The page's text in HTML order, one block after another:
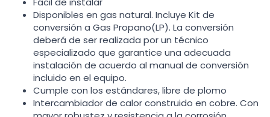
Disponibles en gas natural. Incluye Kit de
conversión a Gas Propano(LP). La conversión
deberá de ser realizada por un técnico
especializado que garantice una adecuada
instalación de acuerdo al manual de conversión
incluido en el equipo.
Cumple con los estándares, libre de plomo
Intercambiador de calor construido en cobre. Con